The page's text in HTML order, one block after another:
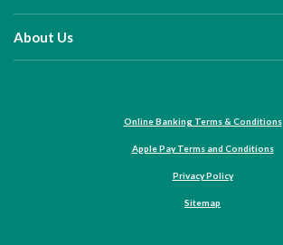
About Us
Online Banking Terms & Conditions
Apple Pay Terms and Conditions
Privacy Policy
Sitemap